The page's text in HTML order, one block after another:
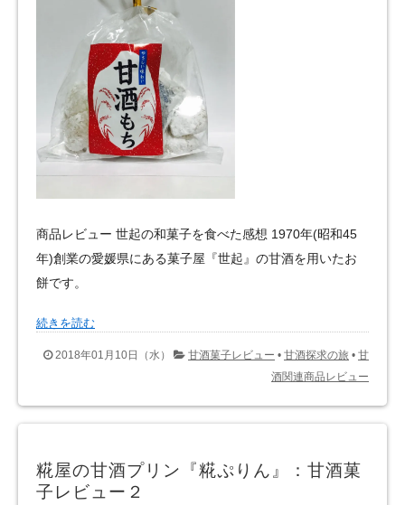
商品レビュー 世起の和菓子を食べた感想 1970年(昭和45
年)創業の愛媛県にある菓子屋『世起』の甘酒を用いたお
餅です。
続きを読む
2018年01月10日（水） 甘酒菓子レビュー • 甘酒探求の旅 • 甘
酒関連商品レビュー
糀屋の甘酒プリン『糀ぷりん』：甘酒菓
子レビュー２